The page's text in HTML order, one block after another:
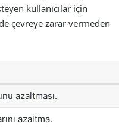
kullanıcılar için
çevreye zarar vermeden
azaltması.
azaltma.